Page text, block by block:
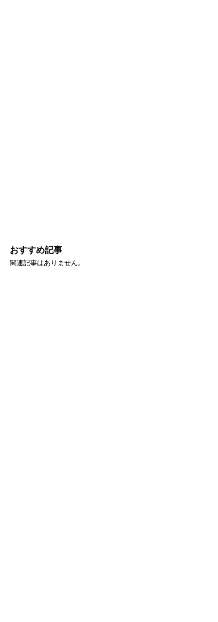
おすすめ記事
関連記事はありません。